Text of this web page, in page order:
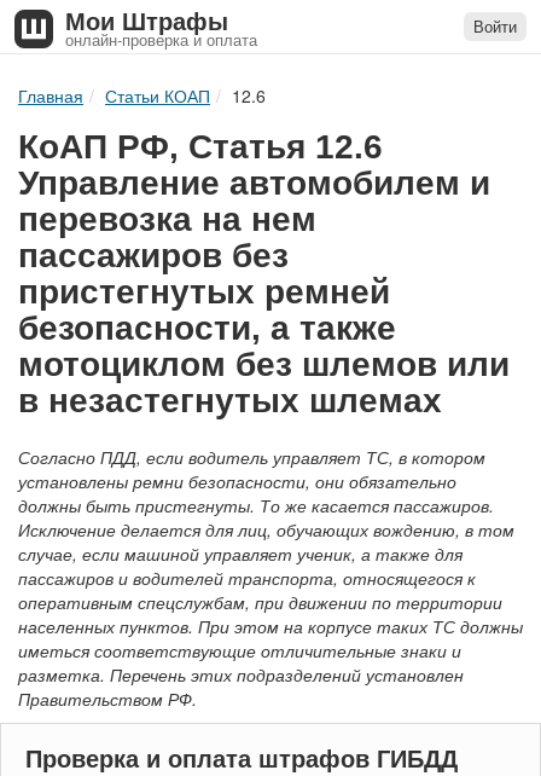
Мои Штрафы
онлайн-проверка и оплата
Войти
Главная Статьи КОАП 12.6
КоАП РФ, Статья 12.6
Управление автомобилем и
перевозка на нем
пассажиров без
пристегнутых ремней
безопасности, а также
мотоциклом без шлемов или
в незастегнутых шлемах
Согласно ПДД, если водитель управляет ТС, в котором
установлены ремни безопасности, они обязательно
должны быть пристегнуты. То же касается пассажиров.
Исключение делается для лиц, обучающих вождению, в том
случае, если машиной управляет ученик, а также для
пассажиров и водителей транспорта, относящегося к
оперативным спецслужбам, при движении по территории
населенных пунктов. При этом на корпусе таких ТС должны
иметься соответствующие отличительные знаки и
разметка. Перечень этих подразделений установлен
Правительством РФ.
Проверка и оплата штрафов ГИБДД